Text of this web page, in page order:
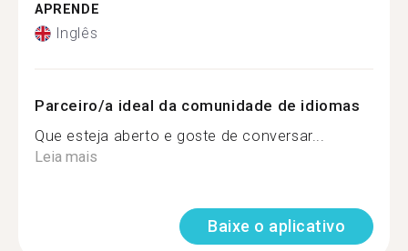
APRENDE
Inglês
Parceiro/a ideal da comunidade de idiomas
Que esteja aberto e goste de conversar...
Leia mais
Baixe o aplicativo